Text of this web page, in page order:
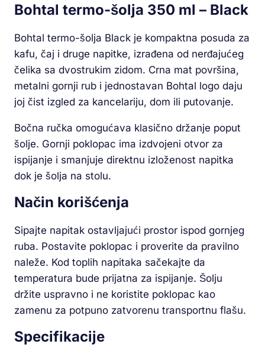
Bohtal termo-šolja 350 ml – Black
Bohtal termo-šolja Black je kompaktna posuda za
kafu, čaj i druge napitke, izrađena od nerđajućeg
čelika sa dvostrukim zidom. Crna mat površina,
metalni gornji rub i jednostavan Bohtal logo daju
joj čist izgled za kancelariju, dom ili putovanje.
Bočna ručka omogućava klasično držanje poput
šolje. Gornji poklopac ima izdvojeni otvor za
ispijanje i smanjuje direktnu izloženost napitka
dok je šolja na stolu.
Način korišćenja
Sipajte napitak ostavljajući prostor ispod gornjeg
ruba. Postavite poklopac i proverite da pravilno
naleže. Kod toplih napitaka sačekajte da
temperatura bude prijatna za ispijanje. Šolju
držite uspravno i ne koristite poklopac kao
zamenu za potpuno zatvorenu transportnu flašu.
Specifikacije